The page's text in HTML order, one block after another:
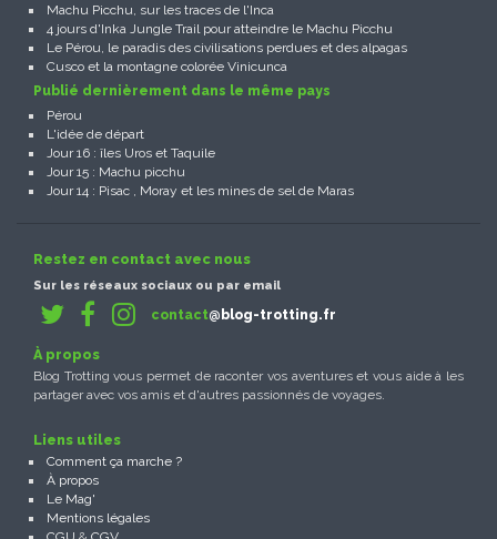
Machu Picchu, sur les traces de l'Inca
4 jours d'Inka Jungle Trail pour atteindre le Machu Picchu
Le Pérou, le paradis des civilisations perdues et des alpagas
Cusco et la montagne colorée Vinicunca
Publié dernièrement dans le même pays
Pérou
L'idée de départ
Jour 16 : îles Uros et Taquile
Jour 15 : Machu picchu
Jour 14 : Pisac , Moray et les mines de sel de Maras
Restez en contact avec nous
Sur les réseaux sociaux ou par email
contact@blog-trotting.fr
À propos
Blog Trotting vous permet de raconter vos aventures et vous aide à les
partager avec vos amis et d'autres passionnés de voyages.
Liens utiles
Comment ça marche ?
À propos
Le Mag'
Mentions légales